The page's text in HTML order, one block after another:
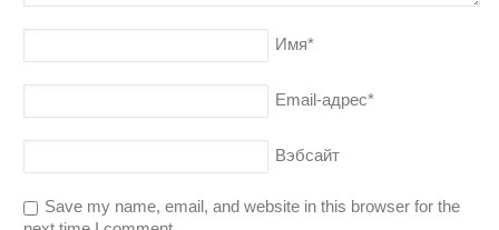
Имя*
Email-адрес*
Вэбсайт
Save my name, email, and website in this browser for the